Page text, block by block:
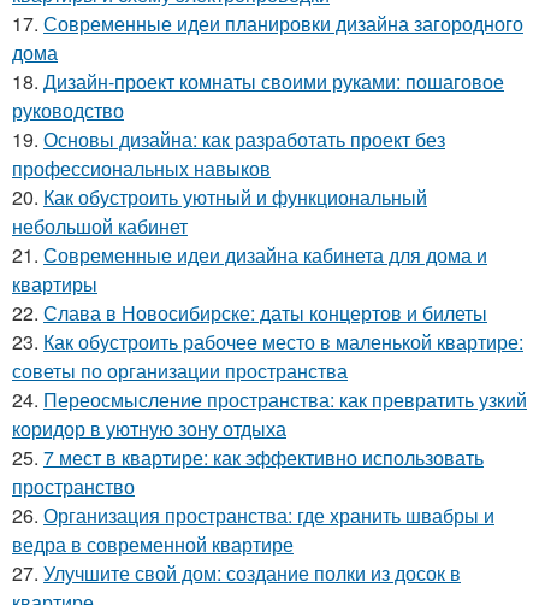
17. Современные идеи планировки дизайна загородного
дома
18. Дизайн-проект комнаты своими руками: пошаговое
руководство
19. Основы дизайна: как разработать проект без
профессиональных навыков
20. Как обустроить уютный и функциональный
небольшой кабинет
21. Современные идеи дизайна кабинета для дома и
квартиры
22. Слава в Новосибирске: даты концертов и билеты
23. Как обустроить рабочее место в маленькой квартире:
советы по организации пространства
24. Переосмысление пространства: как превратить узкий
коридор в уютную зону отдыха
25. 7 мест в квартире: как эффективно использовать
пространство
26. Организация пространства: где хранить швабры и
ведра в современной квартире
27. Улучшите свой дом: создание полки из досок в